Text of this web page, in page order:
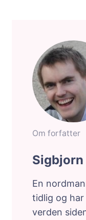
Om forfatter
Sigbjorn
En
tidlig og
verden